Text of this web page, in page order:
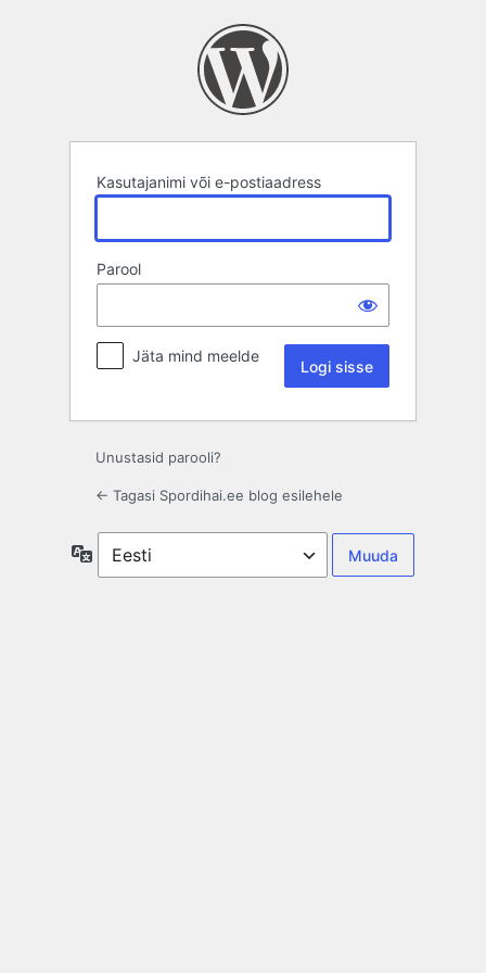
Kasutajanimi või e-postiaadress
Parool
Jäta mind meelde
Unustasid parooli?
← Tagasi Spordihai.ee blog esilehele
Keel